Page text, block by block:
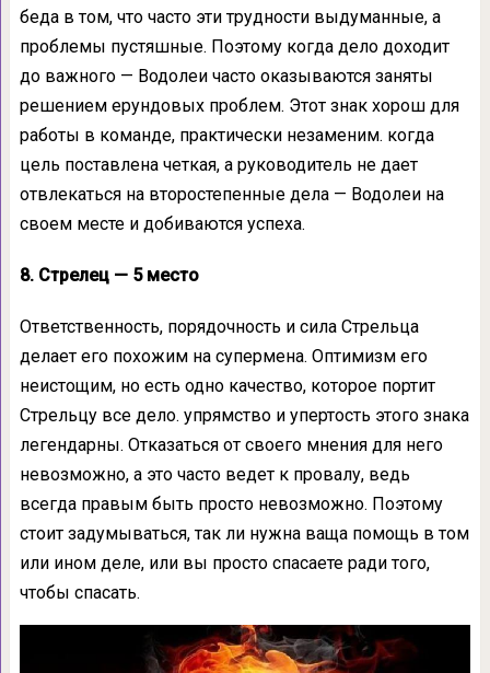
беда в том, что часто эти трудности выдуманные, а
проблемы пустяшные. Поэтому когда дело доходит
до важного — Водолеи часто оказываются заняты
решением ерундовых проблем. Этот знак хорош для
работы в команде, практически незаменим. когда
цель поставлена четкая, а руководитель не дает
отвлекаться на второстепенные дела — Водолеи на
своем месте и добиваются успеха.
8. Стрелец — 5 место
Ответственность, порядочность и сила Стрельца
делает его похожим на супермена. Оптимизм его
неистощим, но есть одно качество, которое портит
Стрельцу все дело. упрямство и упертость этого знака
легендарны. Отказаться от своего мнения для него
невозможно, а это часто ведет к провалу, ведь
всегда правым быть просто невозможно. Поэтому
стоит задумываться, так ли нужна ваща помощь в том
или ином деле, или вы просто спасаете ради того,
чтобы спасать.